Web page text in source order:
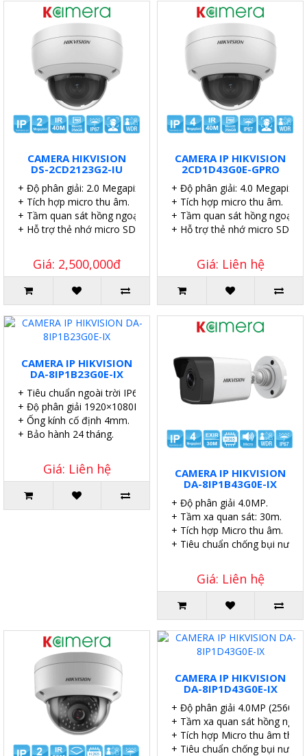
CAMERA HIKVISION
DS-2CD2123G2-IU
+ Độ phân giải: 2.0 Megapixel.
+ Tích hợp micro thu âm.
+ Tầm quan sát hồng ngoại: 40 mét.
+ Hỗ trợ thẻ nhớ micro SD 256GB.
Giá: 2,500,000đ
CAMERA IP HIKVISION
2CD1D43G0E-GPRO
+ Độ phân giải: 4.0 Megapixel.
+ Tích hợp micro thu âm.
+ Tầm quan sát hồng ngoại:
+ Hỗ trợ thẻ nhớ micro SD
Giá: Liên hệ
CAMERA IP HIKVISION
DA-8IP1B23G0E-IX
+ Tiêu chuẩn ngoài trời IP67.
+ Độ phân giải 1920×1080P.
+ Ống kính cố định 4mm.
+ Bảo hành 24 tháng.
Giá: Liên hệ
CAMERA IP HIKVISION
DA-8IP1B43G0E-IX
+ Độ phân giải 4.0MP.
+ Tầm xa quan sát: 30m.
+ Tích hợp Micro thu âm.
+ Tiêu chuẩn chống bụi nước
Giá: Liên hệ
CAMERA IP HIKVISION
DA-8IP1D43G0E-IX
+ Độ phân giải 4.0MP
+ Tầm xa quan sát hồng
+ Tích hợp Micro thu âm
+ Tiêu chuẩn chống bụi nước